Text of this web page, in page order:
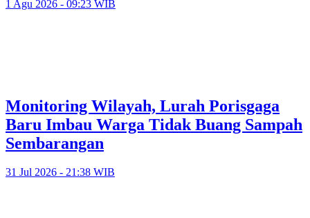
1 Agu 2026 - 09:23 WIB
Monitoring Wilayah, Lurah Porisgaga
Baru Imbau Warga Tidak Buang Sampah
Sembarangan
31 Jul 2026 - 21:38 WIB